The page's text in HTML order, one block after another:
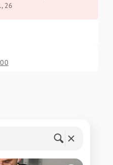
26